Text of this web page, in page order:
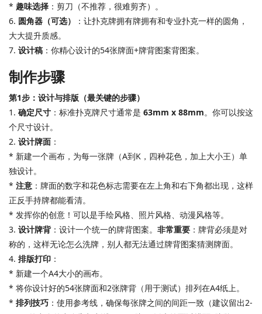
* 趣味选择 ：剪刀（不推荐，很难剪齐）。
6. 圆角器（可选）
：让扑克牌拥有牌拥有和专业扑克一样的圆角，
大大提升质感。
7. 设计稿 ：你精心设计的54张牌面+牌背图案背图案。
制作步骤
第1步：设计与排版（最关键的步骤）
1. 确定尺寸 ：标准扑克牌尺寸通常是 63mm x 88mm。你可以按这
个尺寸设计。
2. 设计牌面 ：
* 新建一个画布，为每一张牌（A到K，四种花色，加上大小王）单
独设计。
* 注意 ：牌面的数字和花色标志需要在左上角和右下角都出现，这样
正反手持牌都能看清。
* 发挥你的创意！可以是手绘风格、照片风格、动漫风格等。
3. 设计牌背：设计一个统一的牌背图案。 非常重要 ：牌背必须是对
称的，这样无论怎么洗牌，别人都无法通过牌背图案猜测牌面。
4. 排版打印 ：
* 新建一个A4大小的画布。
* 将你设计好的54张牌面和2张牌背（用于测试）排列在A4纸上。
* 排列技巧 ：使用参考线，确保每张牌之间的间距一致（建议留出2-